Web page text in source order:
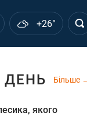
+26°
ДЕНЬ Більше
якого